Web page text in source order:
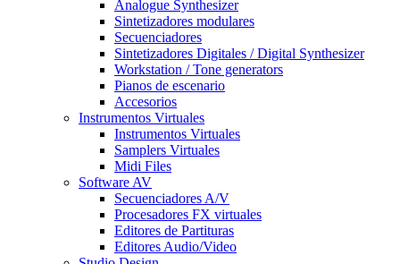
Analogue Synthesizer
Sintetizadores modulares
Secuenciadores
Sintetizadores Digitales / Digital Synthesizer
Workstation / Tone generators
Pianos de escenario
Accesorios
Instrumentos Virtuales
Instrumentos Virtuales
Samplers Virtuales
Midi Files
Software AV
Secuenciadores A/V
Procesadores FX virtuales
Editores de Partituras
Editores Audio/Video